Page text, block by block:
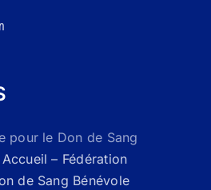
pour le Don de Sang
Accueil – Fédération
de Sang Bénévole